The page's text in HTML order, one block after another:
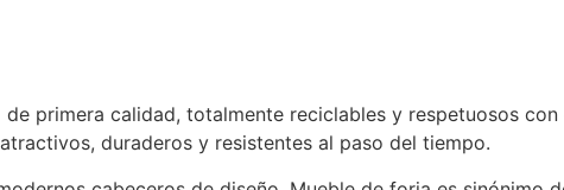
primera calidad, totalmente reciclables y respetuosos con
duraderos y resistentes al paso del tiempo.